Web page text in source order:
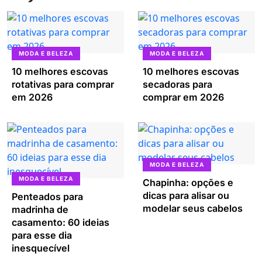
MODA E BELEZA
10 melhores escovas
rotativas para comprar
em 2026
MODA E BELEZA
10 melhores escovas
secadoras para
comprar em 2026
MODA E BELEZA
Penteados para
madrinha de
casamento: 60 ideias
para esse dia
inesquecível
MODA E BELEZA
Chapinha: opções e
dicas para alisar ou
modelar seus cabelos